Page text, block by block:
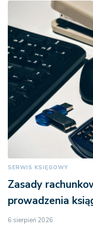
SERWIS KSIĘGOWY
Zasady
prowadzenia
6 sierpień 2026